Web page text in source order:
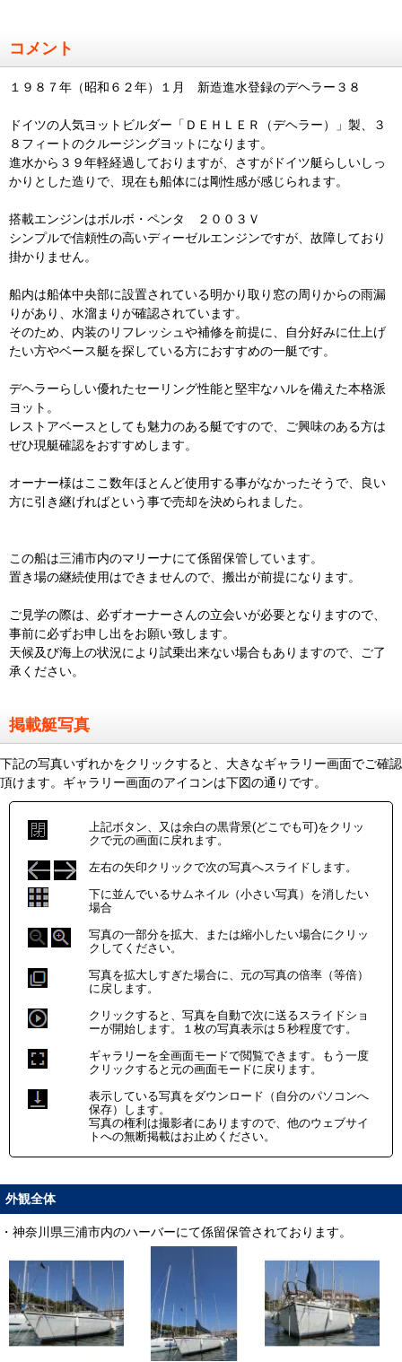
コメント
１９８７年（昭和６２年）１月 新造進水登録のデヘラー３８
ドイツの人気ヨットビルダー「ＤＥＨＬＥＲ（デヘラー）」製、３
８フィートのクルージングヨットになります。
進水から３９年軽経過しておりますが、さすがドイツ艇らしいしっ
かりとした造りで、現在も船体には剛性感が感じられます。
搭載エンジンはボルボ・ペンタ ２００３Ｖ
シンプルで信頼性の高いディーゼルエンジンですが、故障しており
掛かりません。
船内は船体中央部に設置されている明かり取り窓の周りからの雨漏
りがあり、水溜まりが確認されています。
そのため、内装のリフレッシュや補修を前提に、自分好みに仕上げ
たい方やベース艇を探している方におすすめの一艇です。
デヘラーらしい優れたセーリング性能と堅牢なハルを備えた本格派
ヨット。
レストアベースとしても魅力のある艇ですので、ご興味のある方は
ぜひ現艇確認をおすすめします。
オーナー様はここ数年ほとんど使用する事がなかったそうで、良い
方に引き継げればという事で売却を決められました。
この船は三浦市内のマリーナにて係留保管しています。
置き場の継続使用はできませんので、搬出が前提になります。
ご見学の際は、必ずオーナーさんの立会いが必要となりますので、
事前に必ずお申し出をお願い致します。
天候及び海上の状況により試乗出来ない場合もありますので、ご了
承ください。
掲載艇写真
下記の写真いずれかをクリックすると、大きなギャラリー画面でご確認
頂けます。ギャラリー画面のアイコンは下図の通りです。
上記ボタン、又は余白の黒背景(どこでも可)をクリッ
クで元の画面に戻れます。
左右の矢印クリックで次の写真へスライドします。
下に並んでいるサムネイル（小さい写真）を消したい
場合
写真の一部分を拡大、または縮小したい場合にクリッ
クしてください。
写真を拡大しすぎた場合に、元の写真の倍率（等倍）
に戻します。
クリックすると、写真を自動で次に送るスライドショ
ーが開始します。１枚の写真表示は５秒程度です。
ギャラリーを全画面モードで閲覧できます。もう一度
クリックすると元の画面モードに戻ります。
表示している写真をダウンロード（自分のパソコンへ
保存）します。
写真の権利は撮影者にありますので、他のウェブサイ
トへの無断掲載はお止めください。
外観全体
・神奈川県三浦市内のハーバーにて係留保管されております。